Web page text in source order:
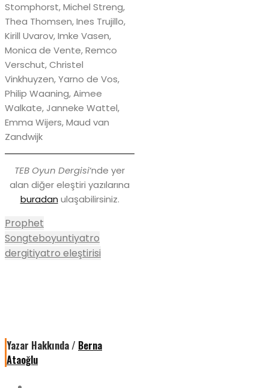
Stomphorst, Michel Streng,
Thea Thomsen, Ines Trujillo,
Kirill Uvarov, Imke Vasen,
Monica de Vente, Remco
Verschut, Christel
Vinkhuyzen, Yarno de Vos,
Philip Waaning, Aimee
Walkate, Janneke Wattel,
Emma Wijers, Maud van
Zandwijk
TEB Oyun Dergisi‘nde yer
alan diğer eleştiri yazılarına
buradan ulaşabilirsiniz.
Prophet
Songteboyuntiyatro
dergitiyatro eleştirisi
Yazar Hakkında / Berna
Ataoğlu